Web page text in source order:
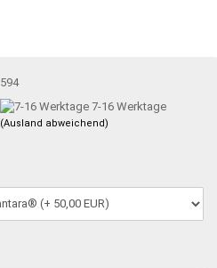
594
7-16 Werktage
(Ausland abweichend)